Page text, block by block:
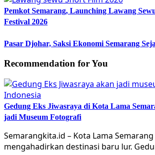
Pemkot Semarang, Launching Lawang
Festival 2026
Pasar Djohar, Saksi Ekonomi Semarang
Recommendation for You
Gedung Eks Jiwasraya di Kota Lama
jadi Museum Fotografi
Semarangkita.id – Kota Lama
mengahadirkan destinasi baru lur.